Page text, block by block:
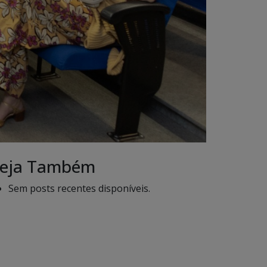
Também
Sem posts recentes disponíveis.